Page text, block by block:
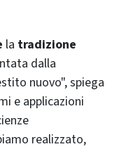
la tradizione
dalla
nuovo", spiega
e applicazioni
realizzato,